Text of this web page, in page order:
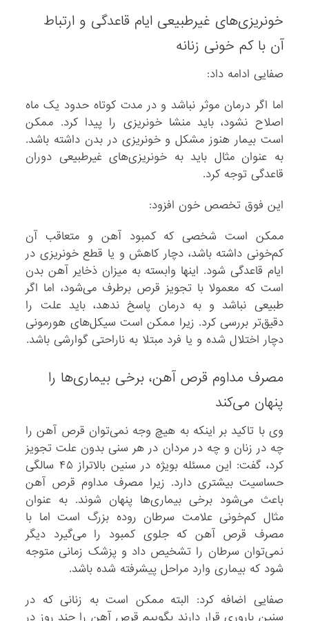
خونریزی‌های غیرطبیعی ایام قاعدگی و ارتباط
آن با کم خونی زنانه
صفایی ادامه داد:
اما اگر درمان موثر نباشد و در مدت کوتاه حدود یک ماه
اصلاح نشود، باید منشا خونریزی را پیدا کرد. ممکن
است بیمار هنوز مشکل و خونریزی در بدن داشته باشد.
به عنوان مثال باید به خونریزی‌های غیرطبیعی دوران
قاعدگی توجه کرد.
این فوق تخصص خون افزود:
ممکن است شخصی که کمبود آهن و متعاقب آن
کم‌خونی داشته باشد، دچار کاهش و یا قطع خونریزی در
ایام قاعدگی شود. اینها وابسته به میزان ذخایر آهن بدن
است که معمولا با تجویز قرص برطرف می‌شود، اما اگر
طبیعی نباشد و به درمان پاسخ ندهد، باید علت را
دقیق‌تر بررسی کرد. زیرا ممکن است سیکل‌های هورمونی
دچار اختلال شده و یا فرد مبتلا به ناراحتی گوارشی باشد.
مصرف مداوم قرص آهن، برخی بیماری‌ها را
پنهان می‌کند
وی با تاکید بر اینکه به هیچ وجه نمی‌توان قرص آهن را
چه در زنان و چه در مردان در هر سنی بدون علت تجویز
کرد، گفت: این مسئله بویژه در سنین بالاتراز ۴۵ سالگی
حساسیت بیشتری دارد. زیرا مصرف مداوم قرص آهن
باعث می‌شود برخی بیماری‌ها پنهان شوند. به عنوان
مثال کم‌خونی علامت سرطان روده بزرگ است اما با
مصرف قرص آهن که جلوی کمبود را می‌گیرد دیگر
نمی‌توان سرطان را تشخیص داد و پزشک زمانی متوجه
شود که بیماری وارد مراحل پیشرفته شده باشد.
صفایی اضافه کرد: البته ممکن است به زنانی که در
سنین باروری قرار دارند بگوییم قرص آهن را چند روز در